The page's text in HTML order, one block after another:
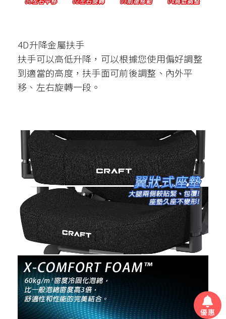
4D升降金屬扶手
扶手可以高低升降，可以根據您使用偏好調整
到適當的高度，扶手面可前後調整、內外平
移、左右旋轉一段。
優惠